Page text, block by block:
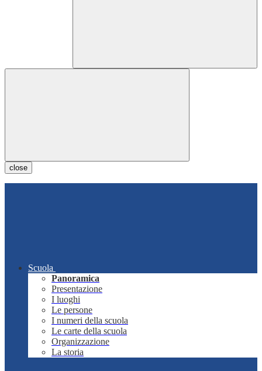
close
Scuola
Panoramica
Presentazione
I luoghi
Le persone
I numeri della scuola
Le carte della scuola
Organizzazione
La storia